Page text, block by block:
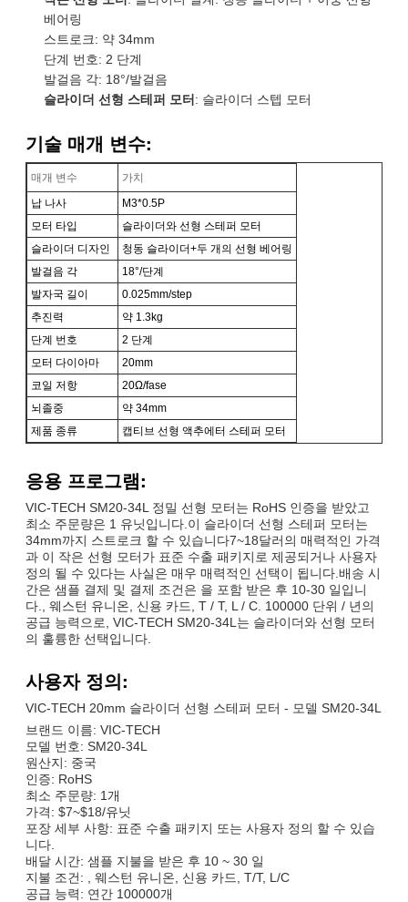
베어링
스트로크: 약 34mm
단계 번호: 2 단계
발걸음 각: 18°/발걸음
슬라이더 선형 스테퍼 모터 : 슬라이더 스텝 모터
기술 매개 변수:
매개 변수
가치
납 나사
M3*0.5P
모터 타입
슬라이더와 선형 스테퍼 모터
슬라이더 디자인
청동 슬라이더+두 개의 선형 베어링
발걸음 각
18°/단계
발자국 길이
0.025mm/step
추진력
약 1.3kg
단계 번호
2 단계
모터 다이아마
20mm
코일 저항
20Ω/fase
뇌졸중
약 34mm
제품 종류
캡티브 선형 액추에터 스테퍼 모터
응용 프로그램:
VIC-TECH SM20-34L 정밀 선형 모터는 RoHS 인증을 받았고
최소 주문량은 1 유닛입니다.이 슬라이더 선형 스테퍼 모터는
34mm까지 스트로크 할 수 있습니다7~18달러의 매력적인 가격
과 이 작은 선형 모터가 표준 수출 패키지로 제공되거나 사용자
정의 될 수 있다는 사실은 매우 매력적인 선택이 됩니다.배송 시
간은 샘플 결제 및 결제 조건은 을 포함 받은 후 10-30 일입니
다., 웨스턴 유니온, 신용 카드, T / T, L / C. 100000 단위 / 년의
공급 능력으로, VIC-TECH SM20-34L는 슬라이더와 선형 모터
의 훌륭한 선택입니다.
사용자 정의:
VIC-TECH 20mm 슬라이더 선형 스테퍼 모터 - 모델 SM20-34L
브랜드 이름: VIC-TECH
모델 번호: SM20-34L
원산지: 중국
인증: RoHS
최소 주문량: 1개
가격: $7~$18/유닛
포장 세부 사항: 표준 수출 패키지 또는 사용자 정의 할 수 있습
니다.
배달 시간: 샘플 지불을 받은 후 10 ~ 30 일
지불 조건: , 웨스턴 유니온, 신용 카드, T/T, L/C
공급 능력: 연간 100000개